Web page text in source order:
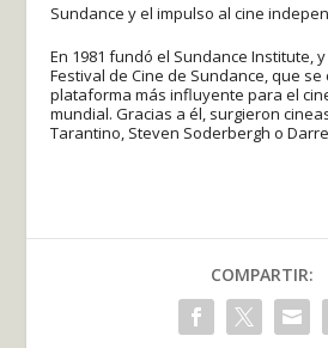
Sundance y el impulso al cine
En 1981 fundó el Sundance Institute,
Festival de Cine de Sundance, que
plataforma más influyente para el
mundial. Gracias a él, surgieron
Tarantino, Steven Soderbergh o
COMPARTIR: